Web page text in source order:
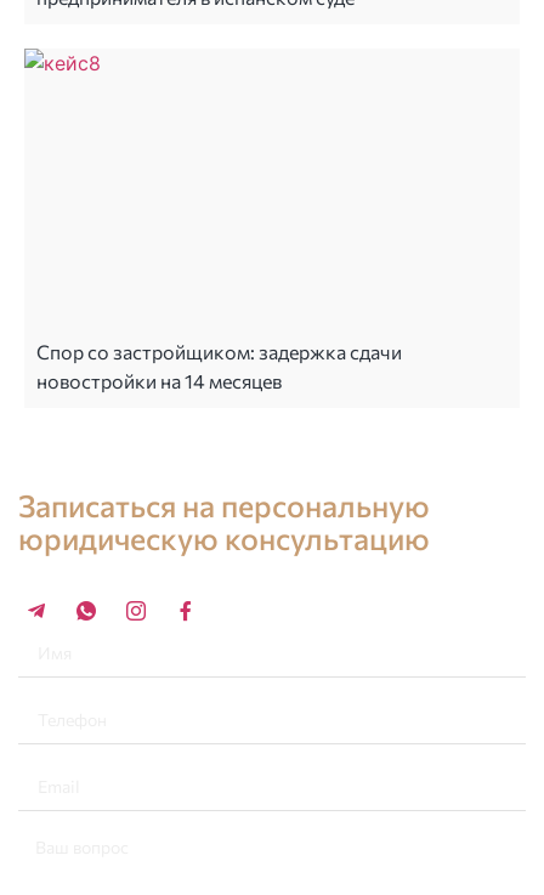
Спор со застройщиком: задержка сдачи
новостройки на 14 месяцев
Записаться на персональную
юридическую консультацию